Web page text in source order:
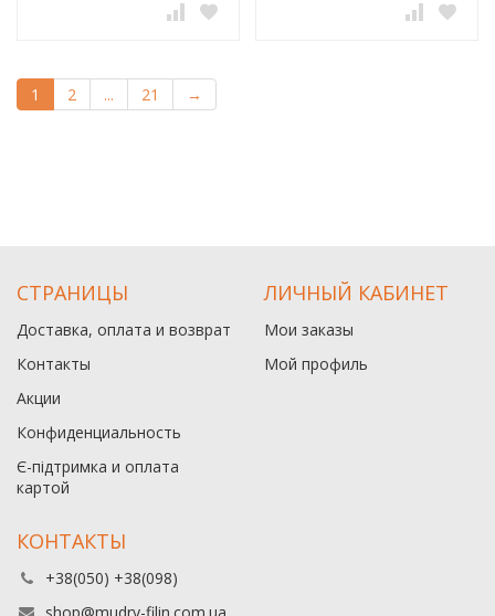
1 2 ... 21 →
СТРАНИЦЫ
Доставка, оплата и возврат
Контакты
Акции
Конфиденциальность
Є-підтримка и оплата
картой
ЛИЧНЫЙ КАБИНЕТ
Мои заказы
Мой профиль
КОНТАКТЫ
+38(050) +38(098)